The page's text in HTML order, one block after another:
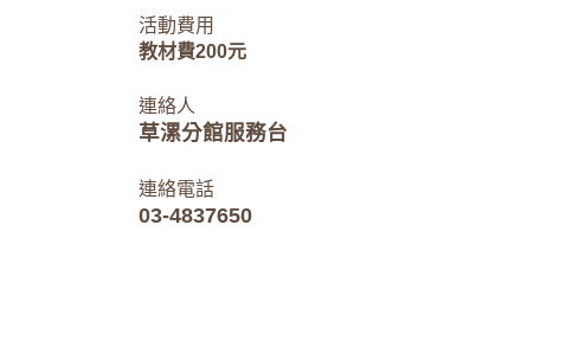
活動費用
教材費200元
連絡人
草漯分館服務台
連絡電話
03-4837650